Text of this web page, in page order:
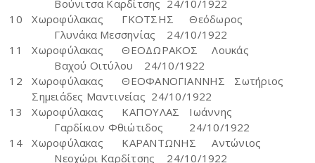
Βούνιτσα Καρδίτσης 24/10/1922
10
Χωροφύλακας ΓΚΟΤΣΗΣ
Θεόδωρος
Γλυνάκα Μεσσηνίας
24/10/1922
11
Χωροφύλακας ΘΕΟΔΩΡΑΚΟΣ
Λουκάς
Βαχού Οιτύλου
24/10/1922
12
Χωροφύλακας ΘΕΟΦΑΝΟΓΙΑΝΝΗΣ
Σωτήριος
Σημειάδες Μαντινείας 24/10/1922
13
Χωροφύλακας ΚΑΠΟΥΛΑΣ
Ιωάννης
Γαρδίκιον Φθιώτιδος
24/10/1922
14
Χωροφύλακας ΚΑΡΑΝΤΩΝΗΣ
Αντώνιος
Νεοχώρι Καρδίτσης
24/10/1922